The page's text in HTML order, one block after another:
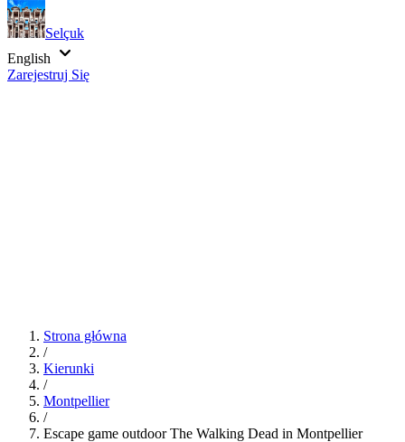
Selçuk
English
Zarejestruj Się
Strona główna
/
Kierunki
/
Montpellier
/
Escape game outdoor The Walking Dead in Montpellier